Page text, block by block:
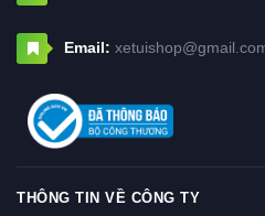
Email:
THÔNG TIN VỀ CÔNG TY